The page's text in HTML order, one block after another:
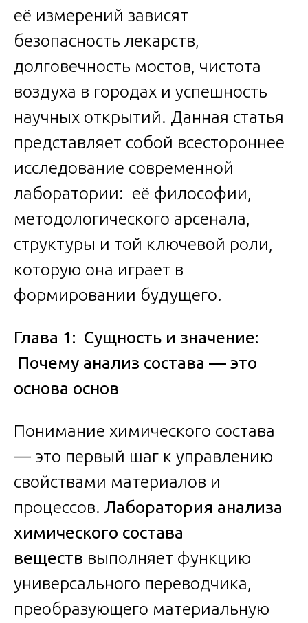
её измерений зависят
безопасность лекарств,
долговечность мостов, чистота
воздуха в городах и успешность
научных открытий. Данная статья
представляет собой всестороннее
исследование современной
лаборатории: её философии,
методологического арсенала,
структуры и той ключевой роли,
которую она играет в
формировании будущего.
Глава 1: Сущность и значение:
Почему анализ состава — это
основа основ
Понимание химического состава
— это первый шаг к управлению
свойствами материалов и
процессов.Лаборатория анализа
химического состава
веществ выполняет функцию
универсального переводчика,
преобразующего материальную